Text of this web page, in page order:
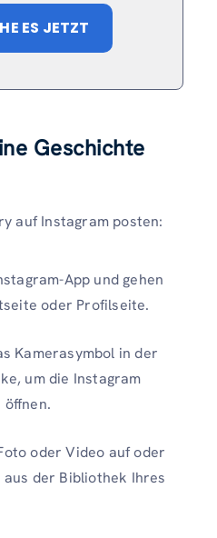
ES JETZT
Geschichte
auf Instagram posten:
App und gehen
oder Profilseite.
Kamerasymbol in der
um die Instagram
öffnen.
oder Video auf oder
aus der Bibliothek Ihres